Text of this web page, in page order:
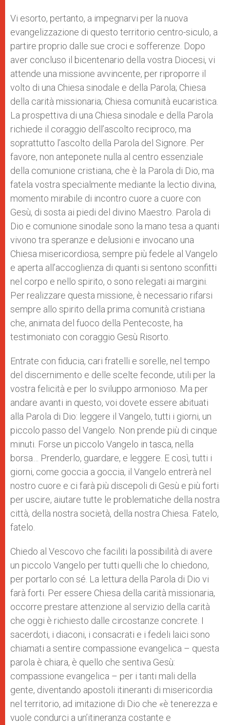
Vi esorto, pertanto, a impegnarvi per la nuova
evangelizzazione di questo territorio centro-siculo, a
partire proprio dalle sue croci e sofferenze. Dopo
aver concluso il bicentenario della vostra Diocesi, vi
attende una missione avvincente, per riproporre il
volto di una Chiesa sinodale e della Parola; Chiesa
della carità missionaria; Chiesa comunità eucaristica.
La prospettiva di una Chiesa sinodale e della Parola
richiede il coraggio dell’ascolto reciproco, ma
soprattutto l’ascolto della Parola del Signore. Per
favore, non anteponete nulla al centro essenziale
della comunione cristiana, che è la Parola di Dio, ma
fatela vostra specialmente mediante la lectio divina,
momento mirabile di incontro cuore a cuore con
Gesù, di sosta ai piedi del divino Maestro. Parola di
Dio e comunione sinodale sono la mano tesa a quanti
vivono tra speranze e delusioni e invocano una
Chiesa misericordiosa, sempre più fedele al Vangelo
e aperta all’accoglienza di quanti si sentono sconfitti
nel corpo e nello spirito, o sono relegati ai margini.
Per realizzare questa missione, è necessario rifarsi
sempre allo spirito della prima comunità cristiana
che, animata del fuoco della Pentecoste, ha
testimoniato con coraggio Gesù Risorto.
Entrate con fiducia, cari fratelli e sorelle, nel tempo
del discernimento e delle scelte feconde, utili per la
vostra felicità e per lo sviluppo armonioso. Ma per
andare avanti in questo, voi dovete essere abituati
alla Parola di Dio: leggere il Vangelo, tutti i giorni, un
piccolo passo del Vangelo. Non prende più di cinque
minuti. Forse un piccolo Vangelo in tasca, nella
borsa… Prenderlo, guardare, e leggere. E così, tutti i
giorni, come goccia a goccia, il Vangelo entrerà nel
nostro cuore e ci farà più discepoli di Gesù e più forti
per uscire, aiutare tutte le problematiche della nostra
città, della nostra società, della nostra Chiesa. Fatelo,
fatelo.
Chiedo al Vescovo che faciliti la possibilità di avere
un piccolo Vangelo per tutti quelli che lo chiedono,
per portarlo con sé. La lettura della Parola di Dio vi
farà forti. Per essere Chiesa della carità missionaria,
occorre prestare attenzione al servizio della carità
che oggi è richiesto dalle circostanze concrete. I
sacerdoti, i diaconi, i consacrati e i fedeli laici sono
chiamati a sentire compassione evangelica – questa
parola è chiara, è quello che sentiva Gesù:
compassione evangelica – per i tanti mali della
gente, diventando apostoli itineranti di misericordia
nel territorio, ad imitazione di Dio che «è tenerezza e
vuole condurci a un’itineranza costante e